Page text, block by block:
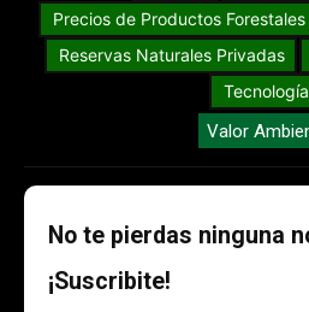
Precios de Productos Forestales
Reservas Naturales Privadas
Valor
No te pierdas ninguna
¡Suscribite!